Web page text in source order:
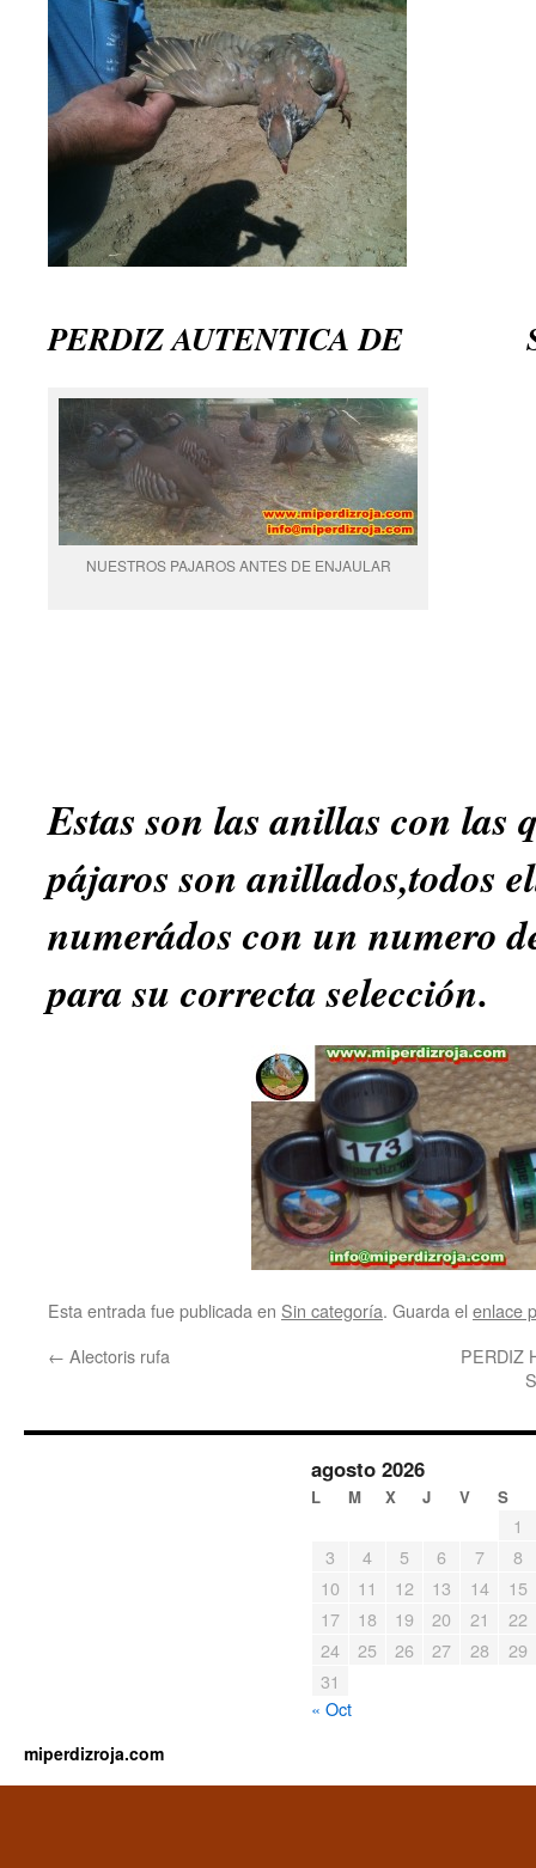
PERDIZ AUTENTICA DE
NUESTROS PAJAROS ANTES DE ENJAULAR
Estas son las anillas con las
pájaros son anillados,todos
numerádos con un numero
para su correcta selección.
Esta entrada fue publicada en Sin categoría. Guarda el enlace
← Alectoris rufa
PERDIZ
agosto 2026
L M X J V S
« Oct
1
3
4 5 6 7
8
10
11 12 13 14
15
17
18 19 20 21
22
24
25 26 27 28
29
31
miperdizroja.com